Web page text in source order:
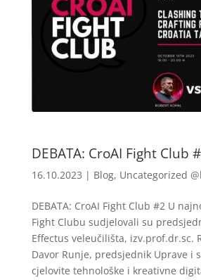
DEBATA: CroAI Fight Club
16.10.2023 | Blog, Uncategorized
DEBATA: CroAI Fight Club #2 U
Fight Clubu sudjelovali su
Effectus veleučilišta, izv.prof.dr.sc.
Davor Runje, predsjednik Uprave i
cjelovite tehnološke i kreativne